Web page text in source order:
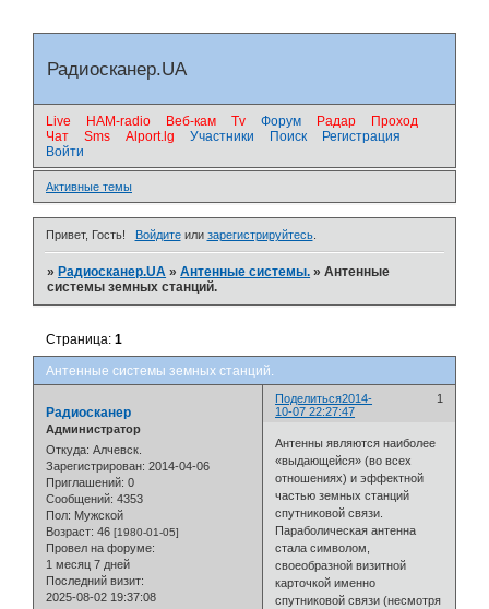
Радиосканер.UA
Live HAM-radio Веб-кам Tv Форум Радар
Проход
Чат
Sms Alport.lg Участники Поиск
Регистрация
Войти
Активные темы
Привет, Гость! Войдитеили зарегистрируйтесь.
»Радиосканер.UA »Антенные системы. »Антенные
системы земных станций.
Антенные системы земных станций.
Страница:1
Поделиться 1
2014-
10-07 22:27:47
Радиосканер
Администратор
Откуда: Алчевск.
Зарегистрирован: 2014-04-06
Приглашений: 0
Сообщений: 4353
Пол: Мужской
Возраст: 46 [1980-01-05]
Провел на форуме:
1 месяц 7 дней
Последний визит:
2025-08-02 19:37:08
Антенны являются наиболее
«выдающейся» (во всех
отношениях) и эффектной
частью земных станций
спутниковой связи.
Параболическая антенна
стала символом,
своеобразной визитной
карточкой именно
спутниковой связи (несмотря